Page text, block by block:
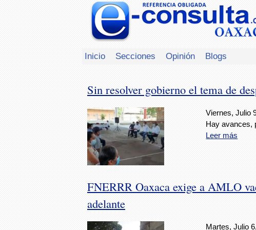
Inicio Secciones Opinión Blogs
Sin resolver gobierno el tema de
Viernes, Julio
Hay avances,
Leer más
FNERRR Oaxaca exige a AMLO
adelante
Martes, Julio